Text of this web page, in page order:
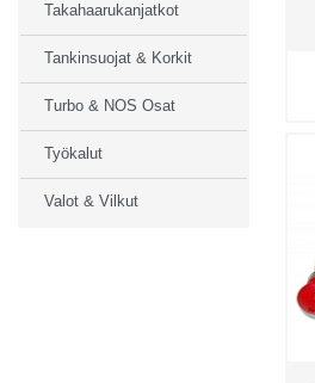
Takahaarukanjatkot
Tankinsuojat & Korkit
Turbo & NOS Osat
Työkalut
Valot & Vilkut